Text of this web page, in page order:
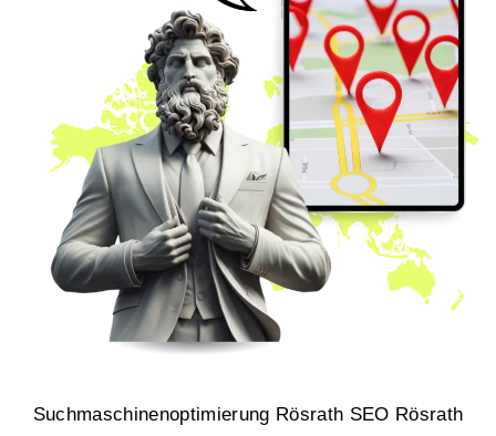
Suchmaschinenoptimierung Rösrath SEO Rösrath